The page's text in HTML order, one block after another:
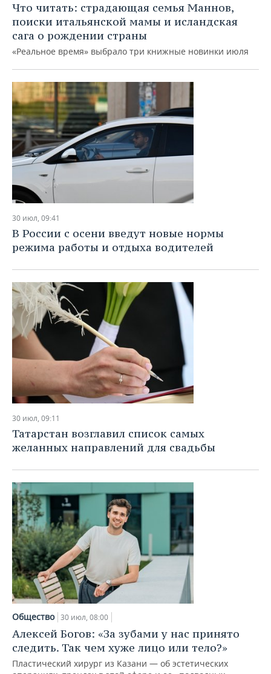
Что читать: страдающая семья Маннов,
поиски итальянской мамы и исландская
сага о рождении страны
«Реальное время» выбрало три книжные новинки июля
30 июл, 09:41
В России с осени введут новые нормы
режима работы и отдыха водителей
30 июл, 09:11
Татарстан возглавил список самых
желанных направлений для свадьбы
Общество 30 июл, 08:00
Алексей Богов: «За зубами у нас принято
следить. Так чем хуже лицо или тело?»
Пластический хирург из Казани — об эстетических